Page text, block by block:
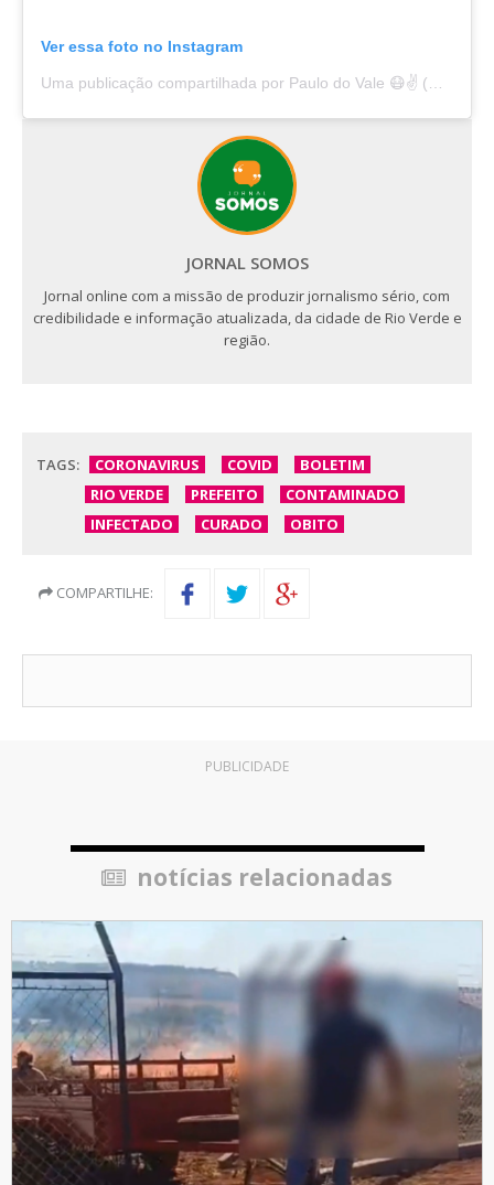
Ver essa foto no Instagram
JORNAL SOMOS
Jornal online com a missão de produzir jornalismo sério, com
credibilidade e informação atualizada, da cidade de Rio Verde e
região.
TAGS: CORONAVIRUS COVID
BOLETIM
RIO VERDE
PREFEITO
CONTAMINADO
INFECTADO
CURADO OBITO
COMPARTILHE:
PUBLICIDADE
notícias relacionadas